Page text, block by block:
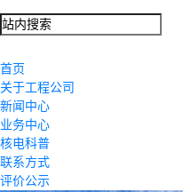
首页
关于工程公司
新闻中心
业务中心
核电科普
联系方式
评价公示